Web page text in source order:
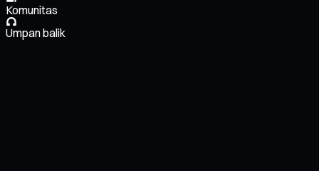
Komunitas
Umpan balik